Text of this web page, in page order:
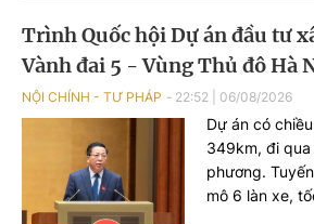
trang liệt sĩ
Nguyên Bình,
Trình Quốc hội Dự án đầu tư
Vành đai 5 - Vùng Thủ đô Hà
NỘI CHÍNH - TƯ PHÁP 22:52 06/08/2026
Dự án có
349km, đi
phương.
mô 6 làn xe,